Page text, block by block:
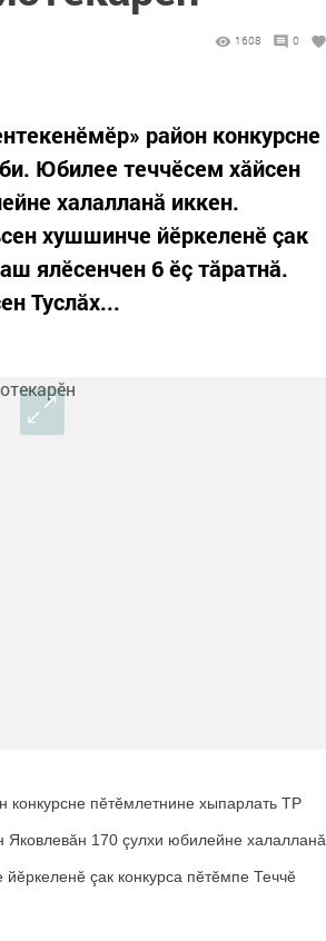
1608 0
район конкурсне
Юбилее теччӗсем хăйсен
халалланă иккен.
хушшинче йӗркеленӗ çак
ялӗсенчен 6 ӗç тăратнă.
Туслăх...
пӗтӗмлетнине хыпарлать ТР
170 çулхи юбилейне халалланă
çак конкурса пӗтӗмпе Теччӗ